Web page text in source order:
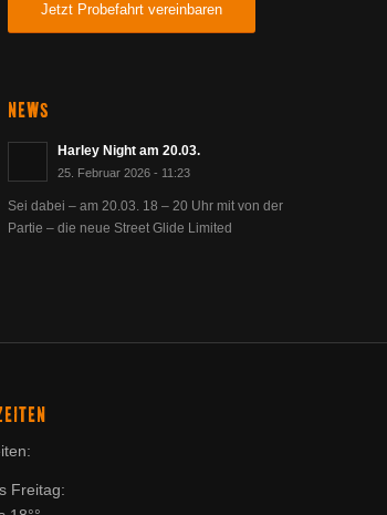
Jetzt Probefahrt vereinbaren
NEWS
Harley Night am 20.03.
25. Februar 2026 - 11:23
Sei dabei – am 20.03. 18 – 20 Uhr mit von der
Partie – die neue Street Glide Limited
Freitag: